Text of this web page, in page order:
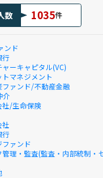
数 1035件
ンド
行
ャーキャピタル(VC)
トマネジメント
ファンド/不動産金融
介
社/生命保険
社
行
ファンド
管理・監査(監査・内部統制・